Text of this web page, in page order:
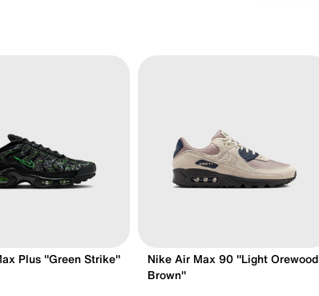
Plus "Green Strike"
Nike Air Max 90 "Light Orewood
Brown"